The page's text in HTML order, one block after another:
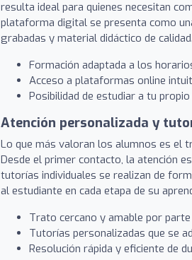
resulta ideal para quienes necesitan
plataforma digital se presenta como
grabadas y material didáctico de calidad.
Formación adaptada a los
Acceso a plataformas online
Posibilidad de estudiar a tu
Atención personalizada y
Lo que más valoran los alumnos es el
Desde el primer contacto, la atención
tutorías individuales se realizan de
al estudiante en cada etapa de su
Trato cercano y amable por
Tutorías personalizadas que se
Resolución rápida y eficiente de